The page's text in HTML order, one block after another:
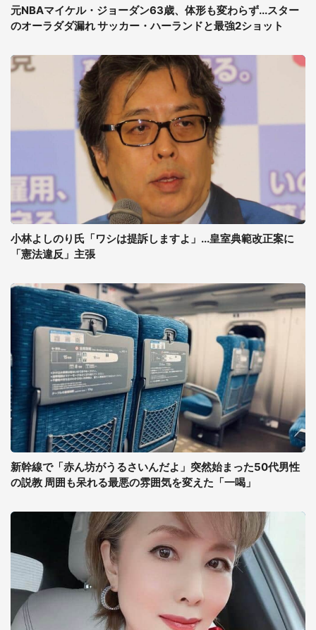
元NBAマイケル・ジョーダン63歳、体形も変わらず...スター
のオーラダダ漏れ サッカー・ハーランドと最強2ショット
小林よしのり氏「ワシは提訴しますよ」...皇室典範改正案に
「憲法違反」主張
新幹線で「赤ん坊がうるさいんだよ」突然始まった50代男性
の説教 周囲も呆れる最悪の雰囲気を変えた「一喝」